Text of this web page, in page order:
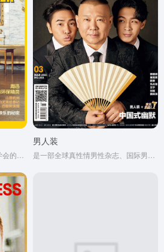
整合时尚集团与美国国家地理学会的优质资源，坚持探索自然，传承文化的报道角度，关注目的地的可持续发展，倡导人与自然和谐相处，是一本真正意义上的有深度、有态度的国际化旅游杂志。
男人装
是一部全球真性情男性杂志、国际男性杂志市场的当红杂志，《男人装》在国外又叫《男人帮》，是与《花花公子》齐名的知名人气刊物。